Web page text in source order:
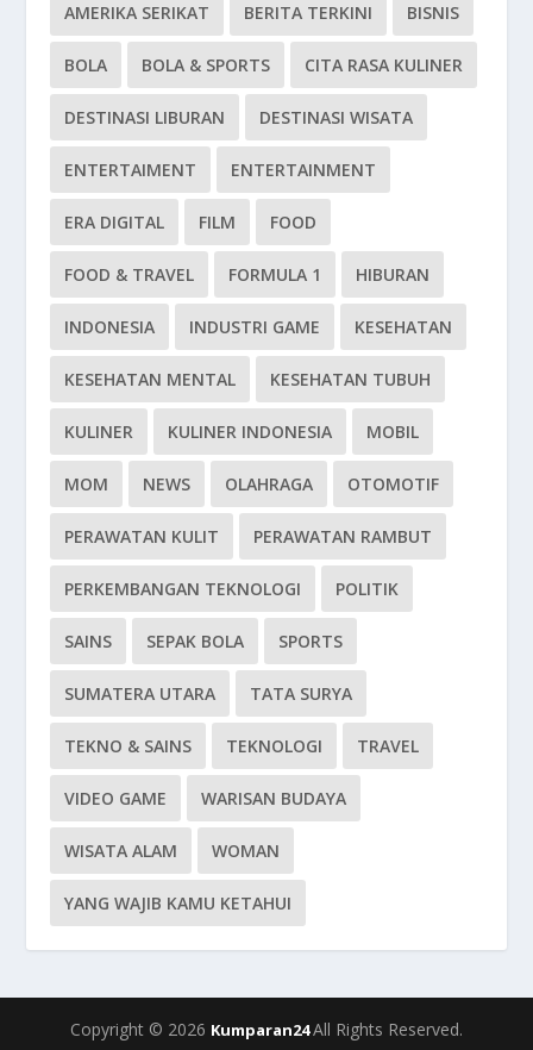
AMERIKA SERIKAT BERITA TERKINI BISNIS
BOLA BOLA & SPORTS CITA RASA KULINER
DESTINASI LIBURAN DESTINASI WISATA
ENTERTAIMENT ENTERTAINMENT
ERA DIGITAL FILM FOOD
FOOD & TRAVEL FORMULA 1 HIBURAN
INDONESIA INDUSTRI GAME KESEHATAN
KESEHATAN MENTAL KESEHATAN TUBUH
KULINER KULINER INDONESIA MOBIL
MOM NEWS OLAHRAGA OTOMOTIF
PERAWATAN KULIT PERAWATAN RAMBUT
PERKEMBANGAN TEKNOLOGI POLITIK
SAINS SEPAK BOLA SPORTS
SUMATERA UTARA TATA SURYA
TEKNO & SAINS TEKNOLOGI TRAVEL
VIDEO GAME WARISAN BUDAYA
WISATA ALAM WOMAN
YANG WAJIB KAMU KETAHUI
Copyright © 2026 Kumparan24All Rights Reserved.